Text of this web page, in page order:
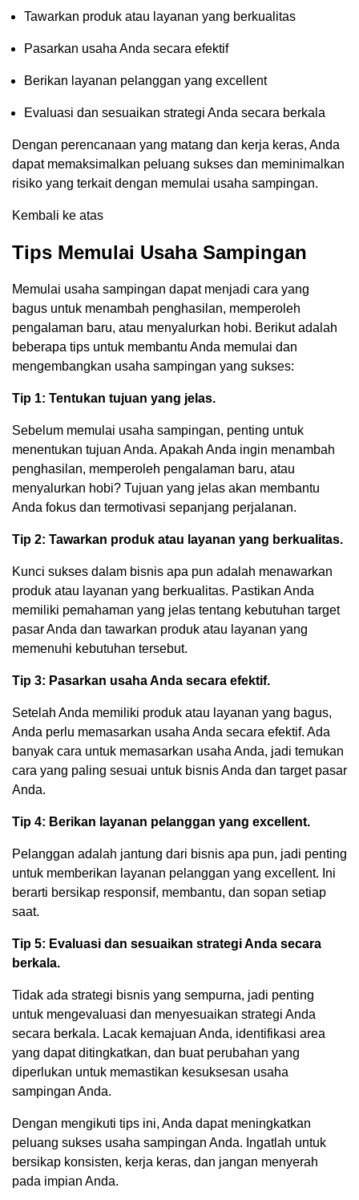
Tawarkan produk atau layanan yang berkualitas
Pasarkan usaha Anda secara efektif
Berikan layanan pelanggan yang excellent
Evaluasi dan sesuaikan strategi Anda secara berkala
Dengan perencanaan yang matang dan kerja keras, Anda
dapat memaksimalkan peluang sukses dan meminimalkan
risiko yang terkait dengan memulai usaha sampingan.
Kembali ke atas
Tips Memulai Usaha Sampingan
Memulai usaha sampingan dapat menjadi cara yang
bagus untuk menambah penghasilan, memperoleh
pengalaman baru, atau menyalurkan hobi. Berikut adalah
beberapa tips untuk membantu Anda memulai dan
mengembangkan usaha sampingan yang sukses:
Tip 1: Tentukan tujuan yang jelas.
Sebelum memulai usaha sampingan, penting untuk
menentukan tujuan Anda. Apakah Anda ingin menambah
penghasilan, memperoleh pengalaman baru, atau
menyalurkan hobi? Tujuan yang jelas akan membantu
Anda fokus dan termotivasi sepanjang perjalanan.
Tip 2: Tawarkan produk atau layanan yang berkualitas.
Kunci sukses dalam bisnis apa pun adalah menawarkan
produk atau layanan yang berkualitas. Pastikan Anda
memiliki pemahaman yang jelas tentang kebutuhan target
pasar Anda dan tawarkan produk atau layanan yang
memenuhi kebutuhan tersebut.
Tip 3: Pasarkan usaha Anda secara efektif.
Setelah Anda memiliki produk atau layanan yang bagus,
Anda perlu memasarkan usaha Anda secara efektif. Ada
banyak cara untuk memasarkan usaha Anda, jadi temukan
cara yang paling sesuai untuk bisnis Anda dan target pasar
Anda.
Tip 4: Berikan layanan pelanggan yang excellent.
Pelanggan adalah jantung dari bisnis apa pun, jadi penting
untuk memberikan layanan pelanggan yang excellent. Ini
berarti bersikap responsif, membantu, dan sopan setiap
saat.
Tip 5: Evaluasi dan sesuaikan strategi Anda secara
berkala.
Tidak ada strategi bisnis yang sempurna, jadi penting
untuk mengevaluasi dan menyesuaikan strategi Anda
secara berkala. Lacak kemajuan Anda, identifikasi area
yang dapat ditingkatkan, dan buat perubahan yang
diperlukan untuk memastikan kesuksesan usaha
sampingan Anda.
Dengan mengikuti tips ini, Anda dapat meningkatkan
peluang sukses usaha sampingan Anda. Ingatlah untuk
bersikap konsisten, kerja keras, dan jangan menyerah
pada impian Anda.